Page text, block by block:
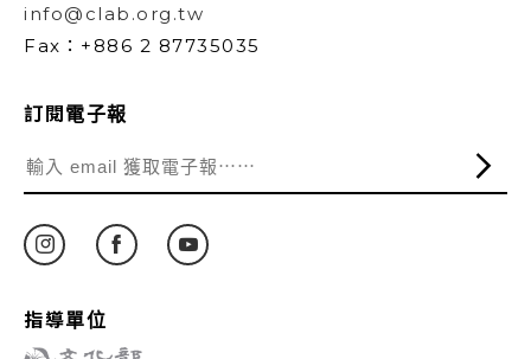
info@clab.org.tw
Fax：+886 2 87735035
訂閱電子報
指導單位